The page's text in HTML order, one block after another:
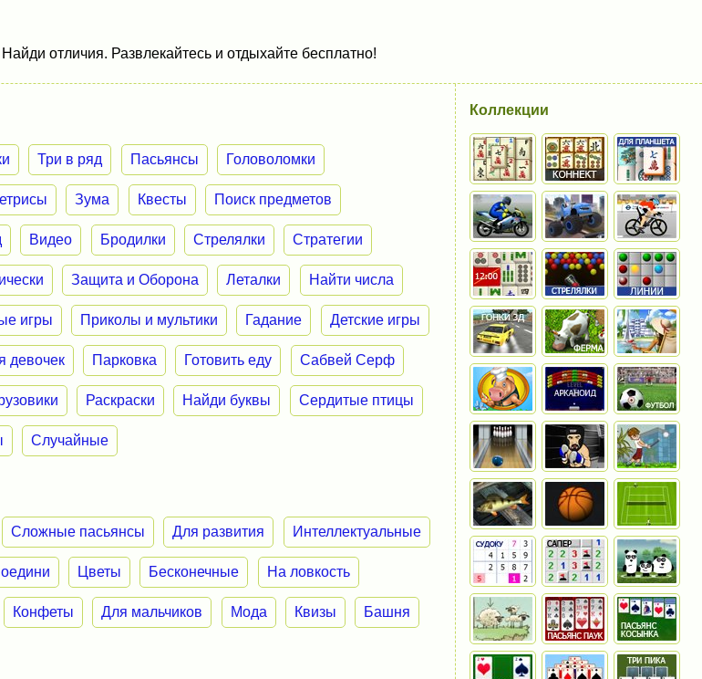
отличия. Развлекайтесь и отдыхайте бесплатно!
Три в ряд Пасьянсы Головоломки
Зума Квесты Поиск предметов
Видео Бродилки Стрелялки Стратегии
Защита и Оборона Леталки Найти числа
игры Приколы и мультики Гадание Детские игры
девочек Парковка Готовить еду Сабвей Серф
Раскраски Найди буквы Сердитые птицы
Случайные
Сложные пасьянсы Для развития Интеллектуальные
Цветы Бесконечные На ловкость
Конфеты Для мальчиков Мода Квизы Башня
Коллекции